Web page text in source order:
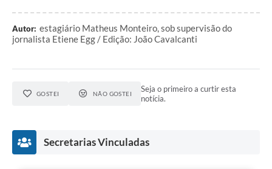
Autor: estagiário Matheus Monteiro, sob supervisão do
jornalista Etiene Egg / Edição: João Cavalcanti
GOSTEI NÃO GOSTEI
Seja o primeiro a curtir esta
notícia.
Secretarias Vinculadas